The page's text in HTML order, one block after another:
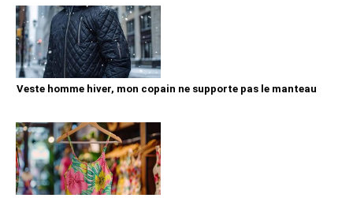
Veste homme hiver, mon copain ne supporte pas le manteau